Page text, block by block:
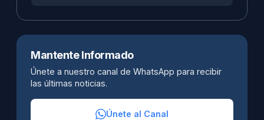
Mantente Informado
Únete a nuestro canal de WhatsApp para recibir
las últimas noticias.
Únete al Canal